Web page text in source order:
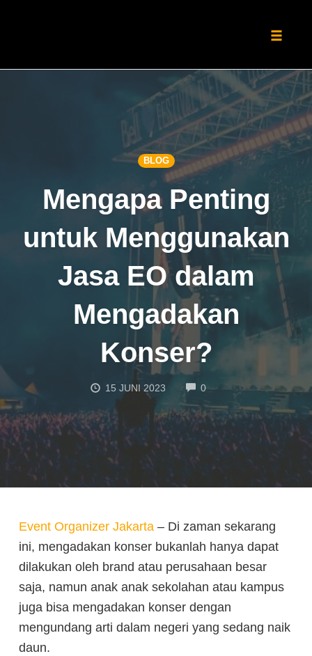
BLOG
Mengapa Penting
untuk Menggunakan
Jasa EO dalam
Mengadakan
Konser?
15 JUNI 2023 0COMMENTS
Event Organizer Jakarta – Di zaman sekarang
ini, mengadakan konser bukanlah hanya dapat
dilakukan oleh brand atau perusahaan besar
saja, namun anak anak sekolahan atau kampus
juga bisa mengadakan konser dengan
mengundang arti dalam negeri yang sedang naik
daun.